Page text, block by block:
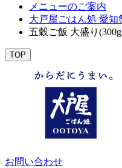
メニューのご案内
大戸屋ごはん処 愛
五穀ご飯 大盛り
TOP
お問い合わせ